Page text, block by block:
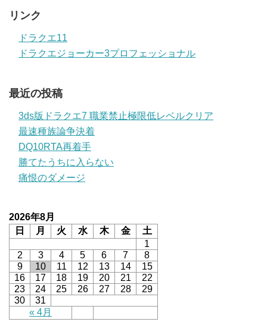
リンク
ドラクエ11
ドラクエジョーカー3プロフェッショナル
最近の投稿
3ds版ドラクエ7 職業禁止極限低レベルクリア
最速種族論争決着
DQ10RTA再着手
勝てたうちに入らない
痛恨のダメージ
2026年8月
日
月 火 水 木 金 土
« 4月
1
2
3 4 5 6 7
8
9
10 11 12 13 14
15
16
17 18 19 20 21
22
23
24 25 26 27 28
29
30
31